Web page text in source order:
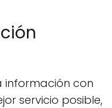
información con
servicio posible,